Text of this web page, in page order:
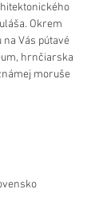
Okrem
Vás pútavé
hrnčiarska
moruše